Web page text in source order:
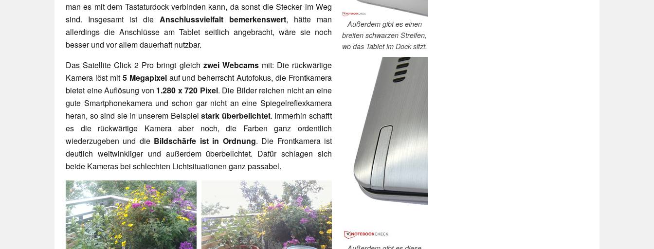
man es mit dem Tastaturdock verbinden kann, da sonst die Stecker im Weg
sind. Insgesamt ist die Anschlussvielfalt bemerkenswert, hätte man
allerdings die Anschlüsse am Tablet seitlich angebracht, wäre sie noch
besser und vor allem dauerhaft nutzbar.
Das Satellite Click 2 Pro bringt gleich zwei Webcamsmit: Die rückwärtige
Kamera löst mit 5 Megapixel auf und beherrscht Autofokus, die Frontkamera
bietet eine Auflösung von 1.280 x 720 Pixel. Die Bilder reichen nicht an eine
gute Smartphonekamera und schon gar nicht an eine Spiegelreflexkamera
heran, so sind sie in unserem Beispiel stark überbelichtet. Immerhin schafft
es die rückwärtige Kamera aber noch, die Farben ganz ordentlich
wiederzugeben und die Bildschärfe ist in Ordnung. Die Frontkamera ist
deutlich weitwinkliger und außerdem überbelichtet. Dafür schlagen sich
beide Kameras bei schlechten Lichtsituationen ganz passabel.
Außerdem gibt es einen
breiten schwarzen Streifen,
wo das Tablet im Dock sitzt.